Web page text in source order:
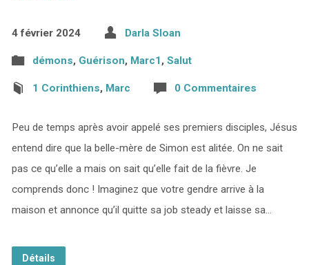
4 février 2024 Darla Sloan
démons, Guérison, Marc1, Salut
1 Corinthiens, Marc 0 Commentaires
Peu de temps après avoir appelé ses premiers disciples, Jésus
entend dire que la belle-mère de Simon est alitée. On ne sait
pas ce qu’elle a mais on sait qu’elle fait de la fièvre. Je
comprends donc ! Imaginez que votre gendre arrive à la
maison et annonce qu’il quitte sa job steady et laisse sa…
Détails